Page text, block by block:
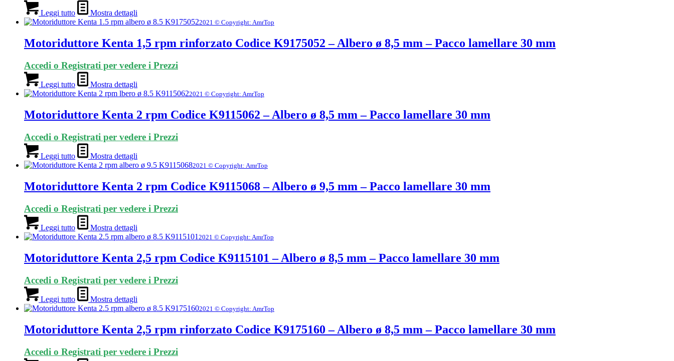
Leggi tutto Mostra dettagli
2021 © Copyright: AmrTop
Motoriduttore Kenta 1,5 rpm rinforzato Codice K9175052 – Albero ø 8,5 mm – Pacco lamellare 30 mm
Accedi o Registrati per vedere i Prezzi
Leggi tutto Mostra dettagli
2021 © Copyright: AmrTop
Motoriduttore Kenta 2 rpm Codice K9115062 – Albero ø 8,5 mm – Pacco lamellare 30 mm
Accedi o Registrati per vedere i Prezzi
Leggi tutto Mostra dettagli
2021 © Copyright: AmrTop
Motoriduttore Kenta 2 rpm Codice K9115068 – Albero ø 9,5 mm – Pacco lamellare 30 mm
Accedi o Registrati per vedere i Prezzi
Leggi tutto Mostra dettagli
2021 © Copyright: AmrTop
Motoriduttore Kenta 2,5 rpm Codice K9115101 – Albero ø 8,5 mm – Pacco lamellare 30 mm
Accedi o Registrati per vedere i Prezzi
Leggi tutto Mostra dettagli
2021 © Copyright: AmrTop
Motoriduttore Kenta 2,5 rpm rinforzato Codice K9175160 – Albero ø 8,5 mm – Pacco lamellare 30 mm
Accedi o Registrati per vedere i Prezzi